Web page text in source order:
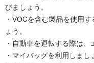
びましょう。
・VOCを含む製品を使用
ょう。
・自動車を運転する際は、
・マイバッグを利用しまし